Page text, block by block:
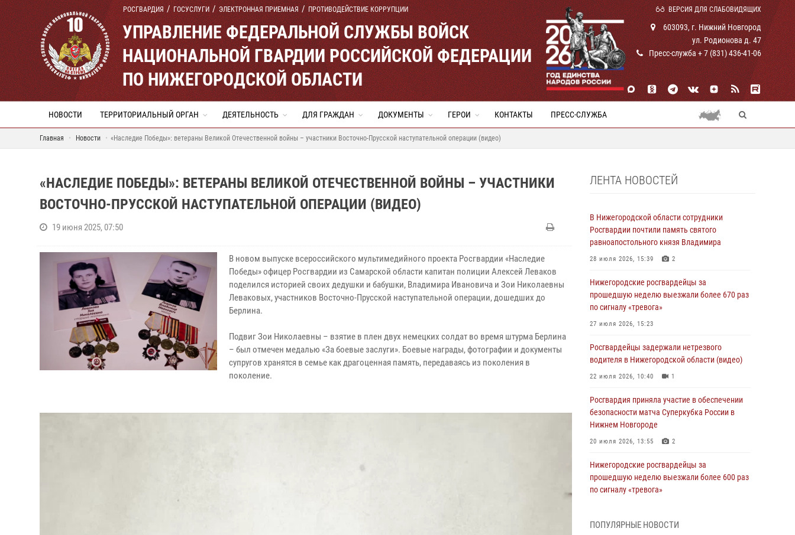
РОСГВАРДИЯ ГОСУСЛУГИ ЭЛЕКТРОННАЯ ПРИЕМНАЯ ПРОТИВОДЕЙСТВИЕ КОРРУПЦИИ ВЕРСИЯ ДЛЯ СЛАБОВИДЯЩИХ
УПРАВЛЕНИЕ ФЕДЕРАЛЬНОЙ СЛУЖБЫ ВОЙСК
НАЦИОНАЛЬНОЙ ГВАРДИИ РОССИЙСКОЙ ФЕДЕРАЦИИ
ПО НИЖЕГОРОДСКОЙ ОБЛАСТИ
603093, г. Нижний Новгород
ул. Родионова д. 47
Пресс-служба + 7 (831) 436-41-06
НОВОСТИ ТЕРРИТОРИАЛЬНЫЙ ОРГАН ДЕЯТЕЛЬНОСТЬ ДЛЯ ГРАЖДАН ДОКУМЕНТЫ ГЕРОИ КОНТАКТЫ ПРЕСС-СЛУЖБА
Главная Новости «Наследие Победы»: ветераны Великой Отечественной войны – участники Восточно-Прусской наступательной операции (видео)
«НАСЛЕДИЕ ПОБЕДЫ»: ВЕТЕРАНЫ ВЕЛИКОЙ ОТЕЧЕСТВЕННОЙ ВОЙНЫ – УЧАСТНИКИ
ВОСТОЧНО-ПРУССКОЙ НАСТУПАТЕЛЬНОЙ ОПЕРАЦИИ (ВИДЕО)
19 июня 2025, 07:50
В новом выпуске всероссийского мультимедийного проекта Росгвардии «Наследие
Победы» офицер Росгвардии из Самарской области капитан полиции Алексей Леваков
поделился историей своих дедушки и бабушки, Владимира Ивановича и Зои Николаевны
Леваковых, участников Восточно-Прусской наступательной операции, дошедших до
Берлина.
Подвиг Зои Николаевны – взятие в плен двух немецких солдат во время штурма Берлина
– был отмечен медалью «За боевые заслуги». Боевые награды, фотографии и документы
супругов хранятся в семье как драгоценная память, передаваясь из поколения в
поколение.
ЛЕНТА НОВОСТЕЙ
В Нижегородской области сотрудники
Росгвардии почтили память святого
равноапостольного князя Владимира
28 июля 2026, 15:39 2
Нижегородские росгвардейцы за
прошедшую неделю выезжали более 670 раз
по сигналу «тревога»
27 июля 2026, 15:23
Росгвардейцы задержали нетрезвого
водителя в Нижегородской области (видео)
22 июля 2026, 10:40 1
Росгвардия приняла участие в обеспечении
безопасности матча Суперкубка России в
Нижнем Новгороде
20 июля 2026, 13:55 2
Нижегородские росгвардейцы за
прошедшую неделю выезжали более 600 раз
по сигналу «тревога»
В Нижегородской области сотрудники
ПОПУЛЯРНЫЕ НОВОСТИ